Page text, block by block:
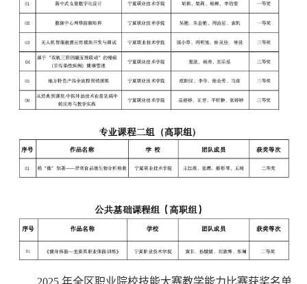
2025 年全区职业院校技能大赛教学能力比赛获奖名单